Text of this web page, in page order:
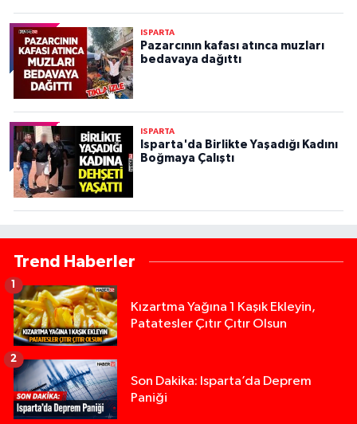
ISPARTA
Pazarcının kafası atınca muzları
bedavaya dağıttı
ISPARTA
Isparta'da Birlikte Yaşadığı Kadını
Boğmaya Çalıştı
Trend Haberler
Kızartma Yağına 1 Kaşık Ekleyin,
Patatesler Çıtır Çıtır Olsun
1
Son Dakika: Isparta’da Deprem
Paniği
2